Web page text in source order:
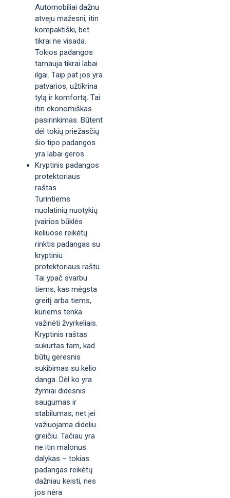
Automobiliai dažnu
atveju mažesni, itin
kompaktiški, bet
tikrai ne visada.
Tokios padangos
tarnauja tikrai labai
ilgai. Taip pat jos yra
patvarios, užtikrina
tylą ir komfortą. Tai
itin ekonomiškas
pasirinkimas. Būtent
dėl tokių priežasčių
šio tipo padangos
yra labai geros.
Kryptinis padangos
protektoriaus
raštas
Turintiems
nuolatinių nuotykių
įvairios būklės
keliuose reikėtų
rinktis padangas su
kryptiniu
protektoriaus raštu.
Tai ypač svarbu
tiems, kas mėgsta
greitį arba tiems,
kuriems tenka
važinėti žvyrkeliais.
Kryptinis raštas
sukurtas tam, kad
būtų geresnis
sukibimas su kelio
danga. Dėl ko yra
žymiai didesnis
saugumas ir
stabilumas, net jei
važiuojama dideliu
greičiu. Tačiau yra
ne itin malonus
dalykas – tokias
padangas reikėtų
dažniau keisti, nes
jos nėra